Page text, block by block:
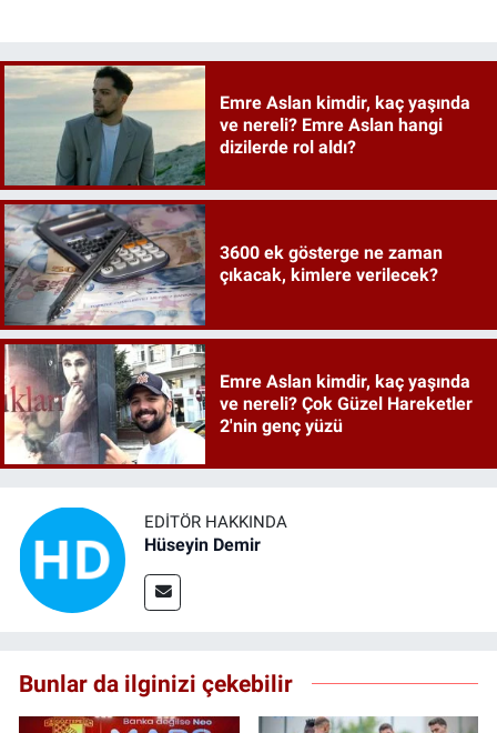
Emre Aslan kimdir, kaç yaşında
ve nereli? Emre Aslan hangi
dizilerde rol aldı?
3600 ek gösterge ne zaman
çıkacak, kimlere verilecek?
Emre Aslan kimdir, kaç yaşında
ve nereli? Çok Güzel Hareketler
2'nin genç yüzü
EDITÖR HAKKINDA
Hüseyin Demir
Bunlar da ilginizi çekebilir